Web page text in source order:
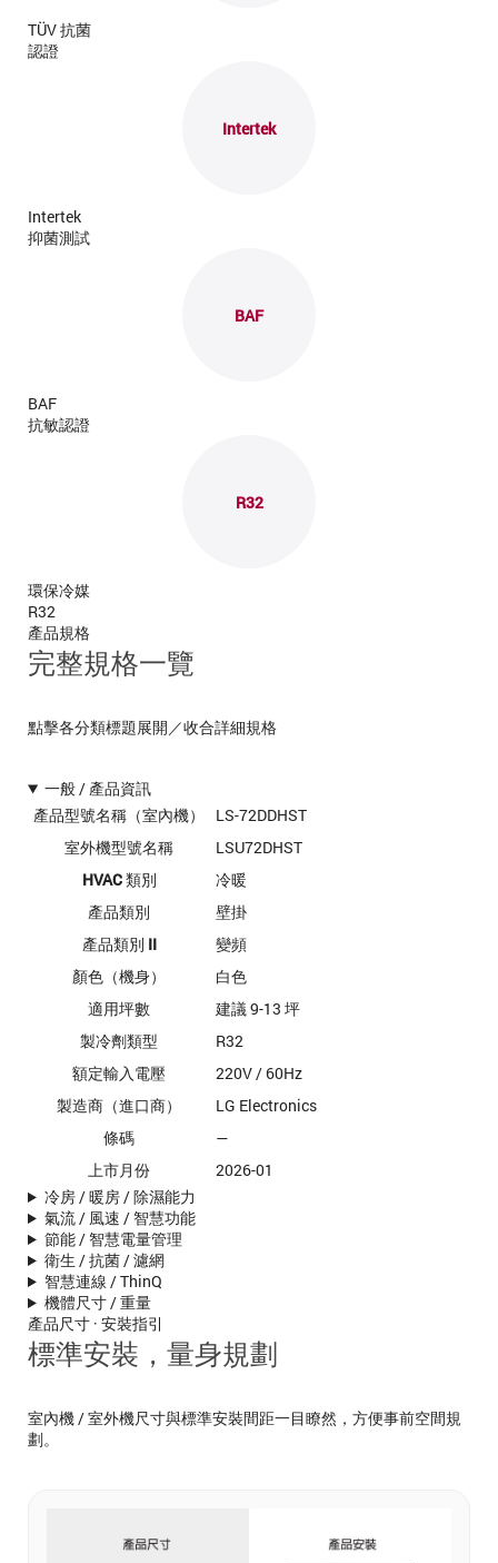
TÜV 抗菌
認證
Intertek
Intertek
抑菌測試
BAF
BAF
抗敏認證
R32
環保冷媒
R32
產品規格
完整規格一覽
點擊各分類標題展開／收合詳細規格
一般 / 產品資訊
產品型號名稱（室內機）
LS-72DDHST
室外機型號名稱
LSU72DHST
HVAC 類別
冷暖
產品類別
壁掛
產品類別 II
變頻
顏色（機身）
白色
適用坪數
建議 9-13 坪
製冷劑類型
R32
額定輸入電壓
220V / 60Hz
製造商（進口商）
LG Electronics
條碼
—
上市月份
2026-01
冷房 / 暖房 / 除濕能力
氣流 / 風速 / 智慧功能
節能 / 智慧電量管理
衛生 / 抗菌 / 濾網
智慧連線 / ThinQ
機體尺寸 / 重量
產品尺寸 · 安裝指引
標準安裝，量身規劃
室內機 / 室外機尺寸與標準安裝間距一目瞭然，方便事前空間規
劃。